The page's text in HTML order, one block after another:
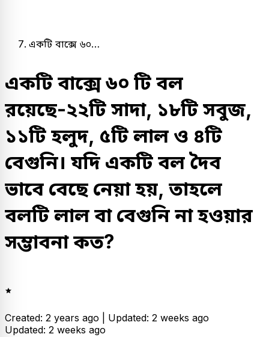
একটি বাক্সে ৬০…
একটি বাক্সে ৬০ টি বল
রয়েছে-২২টি সাদা, ১৮টি সবুজ,
১১টি হলুদ, ৫টি লাল ও ৪টি
বেগুনি। যদি একটি বল দৈব
ভাবে বেছে নেয়া হয়, তাহলে
বলটি লাল বা বেগুনি না হওয়ার
সম্ভাবনা কত?
Created: 2 years ago | Updated: 2 weeks ago
Updated: 2 weeks ago